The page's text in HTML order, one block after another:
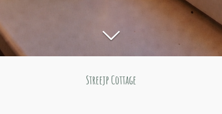
Streejp Cottage